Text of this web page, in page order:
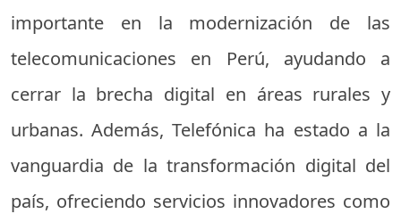
importante en la modernización de las
telecomunicaciones en Perú, ayudando a
cerrar la brecha digital en áreas rurales y
urbanas. Además, Telefónica ha estado a la
vanguardia de la transformación digital del
país, ofreciendo servicios innovadores como